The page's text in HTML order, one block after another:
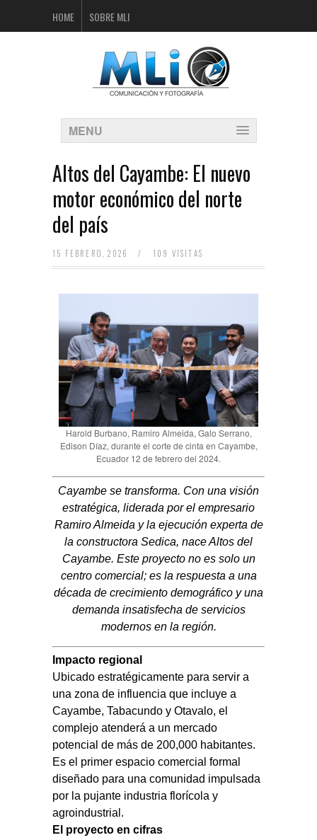
HOME SOBRE MLI
MENU
Altos del Cayambe: El nuevo
motor económico del norte
del país
15 FEBRERO, 2026 / 109 VISITAS
Harold Burbano, Ramiro Almeida, Galo Serrano,
Edison Díaz, durante el corte de cinta en Cayambe,
Ecuador 12 de febrero del 2024.
Cayambe se transforma. Con una visión
estratégica, liderada por el empresario
Ramiro Almeida y la ejecución experta de
la constructora Sedica, nace Altos del
Cayambe. Este proyecto no es solo un
centro comercial; es la respuesta a una
década de crecimiento demográfico y una
demanda insatisfecha de servicios
modernos en la región.
Impacto regional
Ubicado estratégicamente para servir a
una zona de influencia que incluye a
Cayambe, Tabacundo y Otavalo, el
complejo atenderá a un mercado
potencial de más de 200,000 habitantes.
Es el primer espacio comercial formal
diseñado para una comunidad impulsada
por la pujante industria florícola y
agroindustrial.
El proyecto en cifras